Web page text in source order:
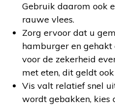
Gebruik daarom ook
rauwe vlees.
Zorg ervoor dat u
hamburger en gehakt
voor de zekerheid
met eten, dit geldt
Vis valt relatief snel
wordt gebakken, kies